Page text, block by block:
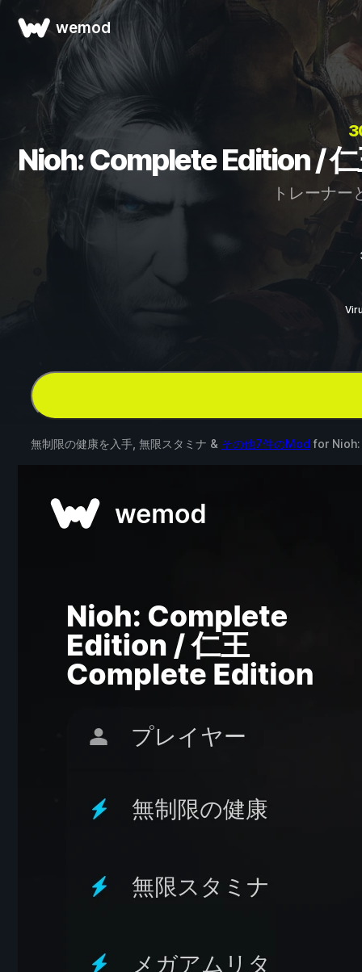
wemod
Nioh: Complete Edition /
トレーナ
無制限の健康を入手, 無限スタミナ & その他7件のMod for